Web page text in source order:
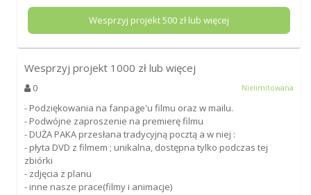
Wesprzyj projekt500zł lub więcej
Wesprzyj projekt 1000 zł lub więcej
0 Nielimitowana
- Podziękowania na fanpage'u filmu oraz w mailu.
- Podwójne zaproszenie na premierę filmu
- DUŻA PAKA przesłana tradycyjną pocztą a w niej :
- płyta DVD z filmem ; unikalna, dostępna tylko podczas tej
zbiórki
- zdjęcia z planu
- inne nasze prace(filmy i animacje)